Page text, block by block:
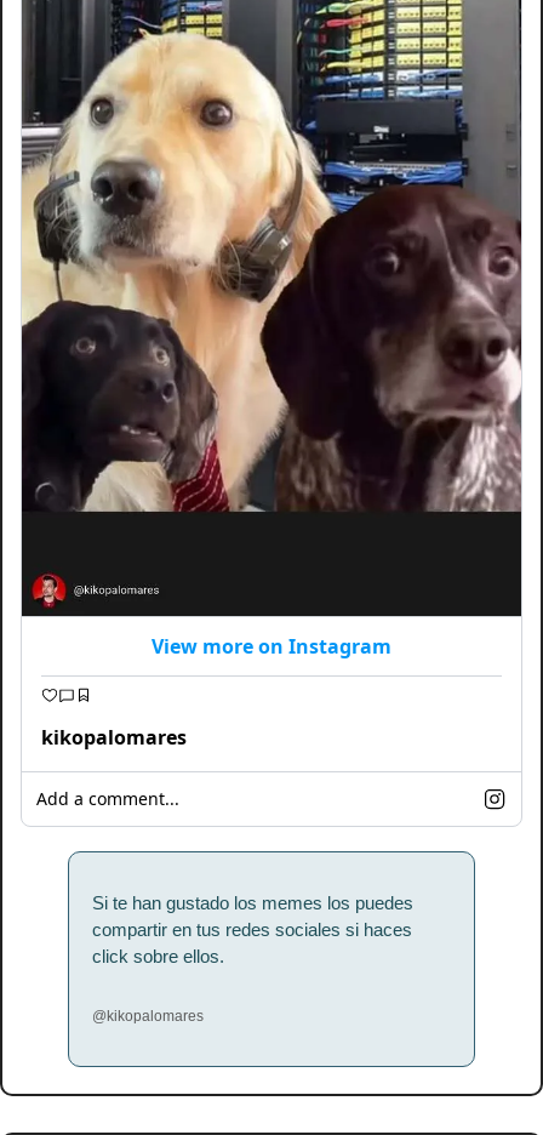
View more on Instagram
kikopalomares
Add a comment...
Si te han gustado los memes los puedes
compartir en tus redes sociales si haces
click sobre ellos.
@kikopalomares